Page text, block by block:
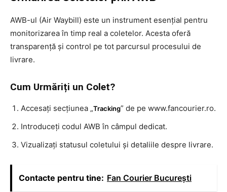
AWB-ul (Air Waybill) este un instrument esențial pentru
monitorizarea în timp real a coletelor. Acesta oferă
transparență și control pe tot parcursul procesului de
livrare.
Cum Urmăriți un Colet?
Accesați secțiunea „Tracking” de pe www.fancourier.ro.
Introduceți codul AWB în câmpul dedicat.
Vizualizați statusul coletului și detaliile despre livrare.
Contacte pentru tine: Fan Courier București